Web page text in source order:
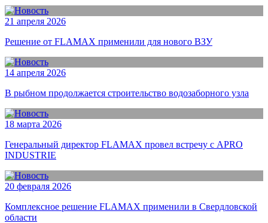
21 апреля 2026
Решение от FLAMAX применили для нового ВЗУ
14 апреля 2026
В рыбном продолжается строительство водозаборного узла
18 марта 2026
Генеральный директор FLAMAX провел встречу с APRO
INDUSTRIE
20 февраля 2026
Комплексное решение FLAMAX применили в Свердловской
области